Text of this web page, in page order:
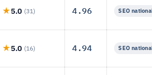
5.0 (31) 4.96 SEO
5.0 (16) 4.94 SEO